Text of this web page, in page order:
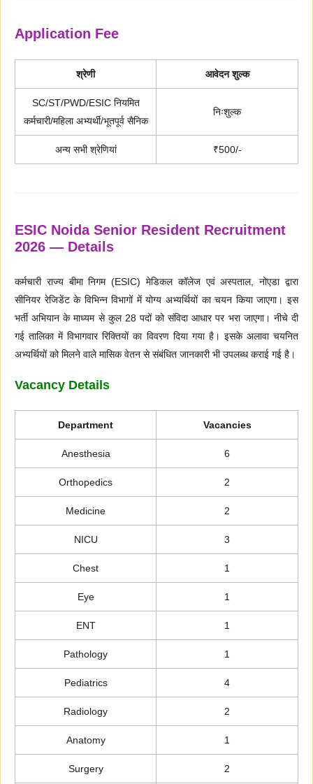
Application Fee
श्रेणी आवेदन शुल्क
SC/ST/PWD/ESIC नियमित
कर्मचारी/महिला अभ्यर्थी/भूतपूर्व सैनिक
निःशुल्क
अन्य सभी श्रेणियां ₹500/-
ESIC Noida Senior Resident Recruitment
2026 — Details
कर्मचारी राज्य बीमा निगम (ESIC) मेडिकल कॉलेज एवं अस्पताल, नोएडा द्वारा
सीनियर रेजिडेंट के विभिन्न विभागों में योग्य अभ्यर्थियों का चयन किया जाएगा। इस
भर्ती अभियान के माध्यम से कुल 28 पदों को संविदा आधार पर भरा जाएगा। नीचे दी
गई तालिका में विभागवार रिक्तियों का विवरण दिया गया है। इसके अलावा चयनित
अभ्यर्थियों को मिलने वाले मासिक वेतन से संबंधित जानकारी भी उपलब्ध कराई गई है।
Vacancy Details
Department Vacancies
Anesthesia 6
Orthopedics 2
Medicine 2
NICU 3
Chest 1
Eye 1
ENT 1
Pathology 1
Pediatrics 4
Radiology 2
Anatomy 1
Surgery 2